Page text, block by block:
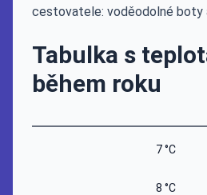
cestovatele: voděodolné boty
Tabulka s
během roku
7 °C
8 °C